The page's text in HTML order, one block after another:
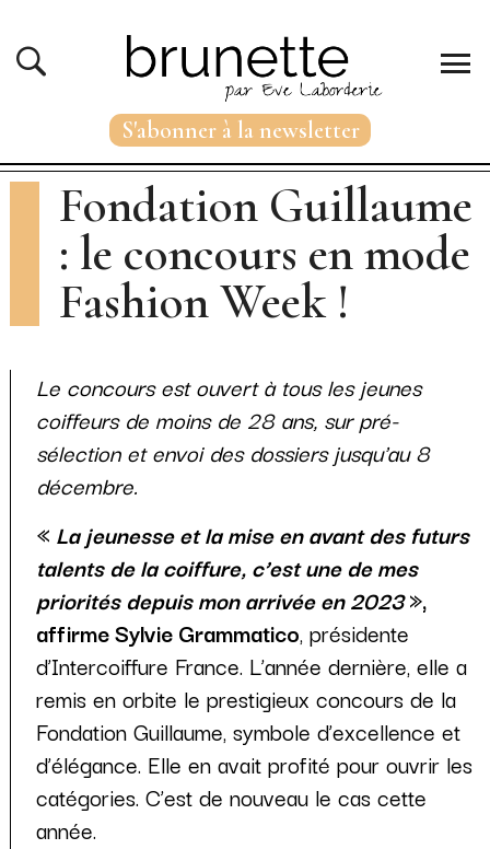
Fondation Guillaume
: le concours en mode
Fashion Week !
Le concours est ouvert à tous les jeunes
coiffeurs de moins de 28 ans, sur pré-
sélection et envoi des dossiers jusqu'au 8
décembre.
« La jeunesse et la mise en avant des futurs
talents de la coiffure, c’est une de mes
priorités depuis mon arrivée en 2023»,
affirme Sylvie Grammatico, présidente
d’Intercoiffure France. L’année dernière, elle a
remis en orbite le prestigieux concours de la
Fondation Guillaume, symbole d’excellence et
d’élégance. Elle en avait profité pour ouvrir les
catégories. C’est de nouveau le cas cette
année.
S'abonner à la newsletter